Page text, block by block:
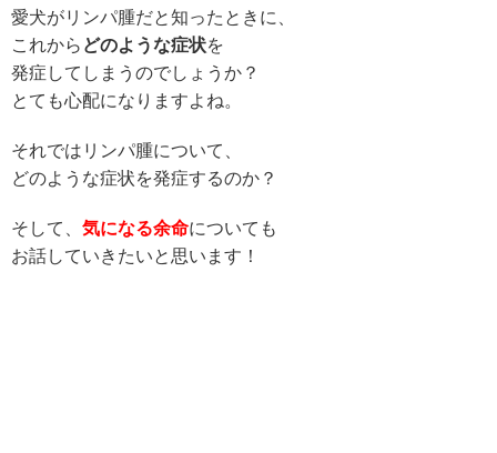
愛犬がリンパ腫だと知ったときに、
これから どのような症状を
発症してしまうのでしょうか？
とても心配になりますよね。
それではリンパ腫について、
どのような症状を発症するのか？
そして、 気になる余命についても
お話していきたいと思います！